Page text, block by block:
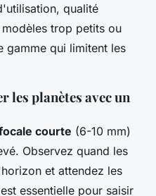
qualité
trop petits ou
gamme qui limitent les
les planètes avec un
courte (6-10 mm)
Observez quand les
et attendez les
essentielle pour saisir